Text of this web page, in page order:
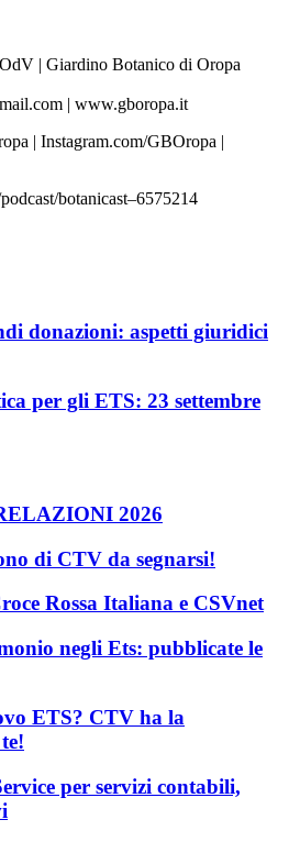
| Giardino Botanico di Oropa
| www.gboropa.it
| Instagram.com/GBOropa |
botanicast–6575214
donazioni: aspetti giuridici
per gli ETS: 23 settembre
2026
di CTV da segnarsi!
Rossa Italiana e CSVnet
negli Ets: pubblicate le
ETS? CTV ha la
per servizi contabili,